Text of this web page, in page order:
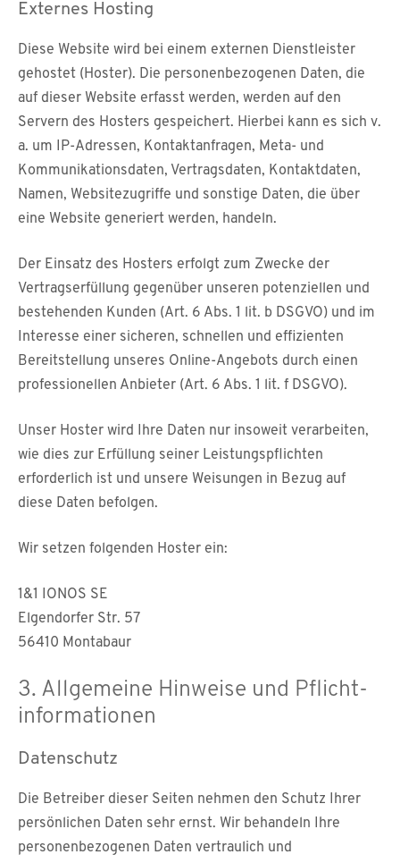
Externes Hosting
Diese Website wird bei einem externen Dienstleister
gehostet (Hoster). Die personenbezogenen Daten, die
auf dieser Website erfasst werden, werden auf den
Servern des Hosters gespeichert. Hierbei kann es sich v.
a. um IP-Adressen, Kontaktanfragen, Meta- und
Kommunikationsdaten, Vertragsdaten, Kontaktdaten,
Namen, Websitezugriffe und sonstige Daten, die über
eine Website generiert werden, handeln.
Der Einsatz des Hosters erfolgt zum Zwecke der
Vertragserfüllung gegenüber unseren potenziellen und
bestehenden Kunden (Art. 6 Abs. 1 lit. b DSGVO) und im
Interesse einer sicheren, schnellen und effizienten
Bereitstellung unseres Online-Angebots durch einen
professionellen Anbieter (Art. 6 Abs. 1 lit. f DSGVO).
Unser Hoster wird Ihre Daten nur insoweit verarbeiten,
wie dies zur Erfüllung seiner Leistungspflichten
erforderlich ist und unsere Weisungen in Bezug auf
diese Daten befolgen.
Wir setzen folgenden Hoster ein:
1&1 IONOS SE
Elgendorfer Str. 57
56410 Montabaur
3. Allgemeine Hinweise und Pflicht­
informationen
Datenschutz
Die Betreiber dieser Seiten nehmen den Schutz Ihrer
persönlichen Daten sehr ernst. Wir behandeln Ihre
personenbezogenen Daten vertraulich und